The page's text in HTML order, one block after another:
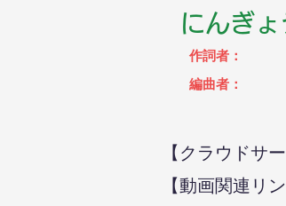
にんぎ
作詞者：
編曲者：
【クラウドサ
【動画関連リン